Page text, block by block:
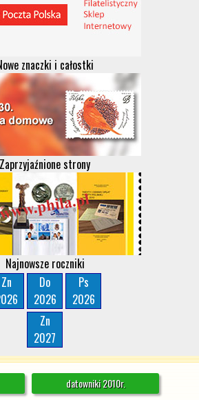
znaczki i całostki
Zaprzyjaźnione strony
Najnowsze roczniki
Zn
Do
2026
Ps
2026
Zn
2027
datowniki 2010r.